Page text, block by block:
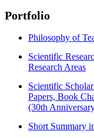
Portfolio
Philosophy of
Scientific
Research Areas
Scientific
Papers, Book
(30th
Short Summary